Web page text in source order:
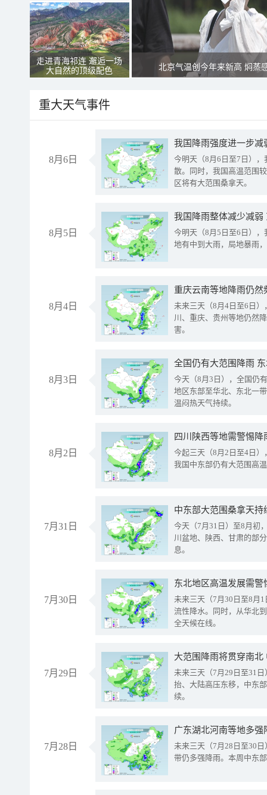
走进青海祁连 邂逅一场
大自然的顶级配色
北京气温创今年来新高 焖蒸
重大天气事件
8月6日
今明天（8月6日至7日）
散。同时，我国高温范围
区将有大范围桑拿天。
8月5日
我国降雨整体减少减弱
今明天（8月5日至6日）
地有中到大雨，局地暴雨
8月4日
重庆云南等地降雨仍然
未来三天（8月4日至6日
川、重庆、贵州等地仍然
害。
8月3日
全国仍有大范围降雨
今天（8月3日），全国仍
地区东部至华北、东北一
温闷热天气持续。
8月2日
今起三天（8月2日至4日
我国中东部仍有大范围高
7月31日
中东部大范围桑拿天
今天（7月31日）至8月初
川盆地、陕西、甘肃的部
息。
7月30日
东北地区高温发展需
未来三天（7月30日至8月
流性降水。同时，从华北
全天候在线。
7月29日
大范围降雨将贯穿南
未来三天（7月29日至31
抬、大陆高压东移，中东
续。
7月28日
广东湖北河南等地多
未来三天（7月28日至30
带仍多强降雨。本周中东